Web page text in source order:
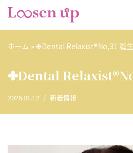
コ
ン
ツ
キ
プ
ホーム »✤Dental Relaxist®︎No,31 誕
✤Dental
2026.01.12 新着情報